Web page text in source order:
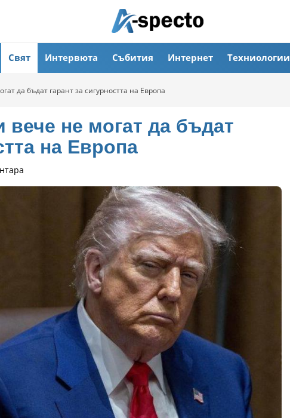
Свят Интервюта Събития Интернет Техниологии
да бъдат гарант за сигурността на Европа
не могат да бъдат
на Европа